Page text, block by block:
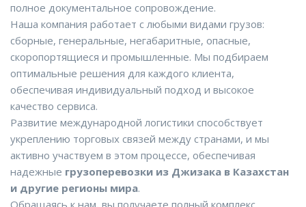
полное документальное сопровождение.
Наша компания работает с любыми видами грузов:
сборные, генеральные, негабаритные, опасные,
скоропортящиеся и промышленные. Мы подбираем
оптимальные решения для каждого клиента,
обеспечивая индивидуальный подход и высокое
качество сервиса.
Развитие международной логистики способствует
укреплению торговых связей между странами, и мы
активно участвуем в этом процессе, обеспечивая
надежные грузоперевозки из Джизака в Казахстан
и другие регионы мира.
Обращаясь к нам, вы получаете полный комплекс